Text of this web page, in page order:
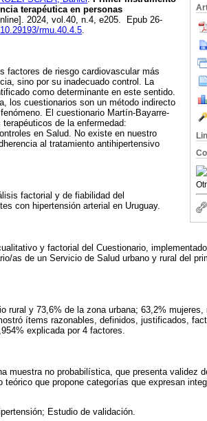
terapéutica en personas
2024, vol.40, n.4, e205. Epub 26-
rmu.40.4.5.
factores de riesgo cardiovascular más
sino por su inadecuado control. La
como determinante en este sentido.
los cuestionarios son un método indirecto
El cuestionario Martín-Bayarre-
de la enfermedad:
en Salud. No existe en nuestro
al tratamiento antihipertensivo
factorial y de fiabilidad del
con hipertensión arterial en Uruguay.
y factorial del Cuestionario,
as de un Servicio de Salud urbano y rural del
rural y 73,6% de la zona urbana; 63,2%
ítems razonables, definidos, justificados,
explicada por 4 factores.
muestra no probabilística, que presenta validez
que propone categorías que expresan
Estudio de validación.